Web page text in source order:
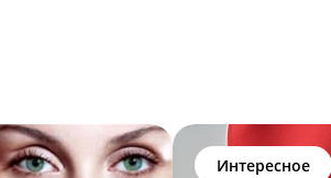
Интересное